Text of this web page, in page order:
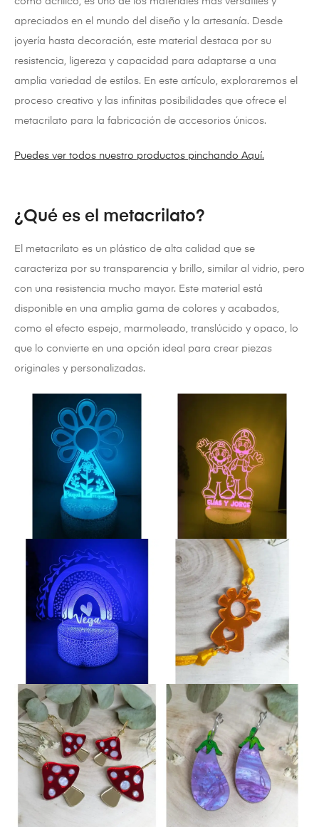
apreciados en el mundo del diseño y la artesanía. Desde
joyería hasta decoración, este material destaca por su
resistencia, ligereza y capacidad para adaptarse a una
amplia variedad de estilos. En este artículo, exploraremos el
proceso creativo y las infinitas posibilidades que ofrece el
metacrilato para la fabricación de accesorios únicos.
Puedes ver todos nuestro productos pinchando Aquí.
¿Qué es el metacrilato?
El metacrilato es un plástico de alta calidad que se
caracteriza por su transparencia y brillo, similar al vidrio, pero
con una resistencia mucho mayor. Este material está
disponible en una amplia gama de colores y acabados,
como el efecto espejo, marmoleado, translúcido y opaco, lo
que lo convierte en una opción ideal para crear piezas
originales y personalizadas.